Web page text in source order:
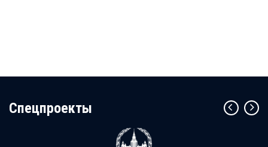
Cпецпроекты